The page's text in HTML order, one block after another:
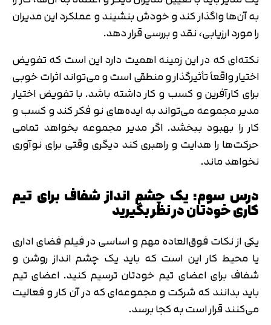
به آن‌ها واگذار کند و خودش بنشیند و عملکرد این مدیران
را مورد ارزیابی، نقد و بررسی قرار دهد.
نکته‌ای که در این زمینه اهمیت دارد این است که تفویض
اختیار واقعاً تأثیرگذار و منطقی است و می‌تواند اثرات خوبی
برای کارآفرین و کسب و کار داشته باشد. با تفویض اختیار
مدیر مجموعه می‌تواند به ایده‌های نو فکر کند و کسب و
کار را بهبود ببخشد. اگر مدیر مجموعه بخواهد تمامی
حرکت‌ها را هدایت و راهبری کند دیگری وقتی برای نوآوری
نخواهد ماند.
درس سوم: یک چشم انداز شفاف برای تیم
کاری خودتان در نظر بگیرید
یکی از نکات فوق‌العاده مهم و اساسی در فیلم فضای اداری
یا محیط کار این است که باید یک چشم انداز روشن و
شفاف برای اعضای تیم خودتان ترسیم کنید. اعضای تیم
باید بدانند که شرکت و مجموعه‌ای که در آن کار و فعالیت
می‌کنند قرار است به کجا برسد.
تایید کد
اصلاح شماره
تایید کد
دریافت مجدد کد: 00:59
متوجه شدم